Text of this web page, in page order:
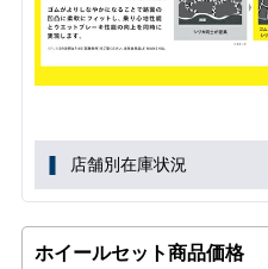
店舗別在庫状況
ホイールセット商品価格